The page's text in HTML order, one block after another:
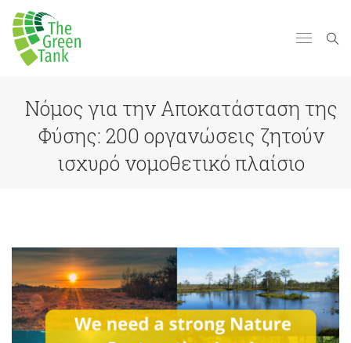
Νόμος για την Αποκατάσταση της
Φύσης: 200 οργανώσεις ζητούν
ισχυρό νομοθετικό πλαίσιο